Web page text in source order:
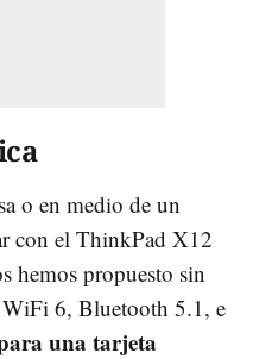
o en medio de un
con el ThinkPad X12
hemos propuesto sin
6, Bluetooth 5.1, e
una tarjeta